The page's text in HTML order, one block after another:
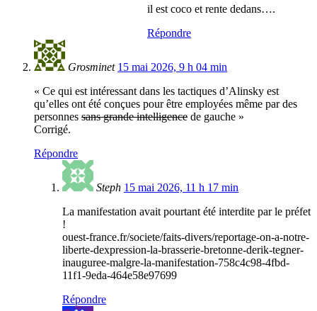
il est coco et rente dedans….
Répondre
Grosminet 15 mai 2026, 9 h 04 min
« Ce qui est intéressant dans les tactiques d’Alinsky est
qu’elles ont été conçues pour être employées même par des
personnes sans grande intelligence de gauche »
Corrigé.
Répondre
Steph 15 mai 2026, 11 h 17 min
La manifestation avait pourtant été interdite par le préfet
!
ouest-france.fr/societe/faits-divers/reportage-on-a-notre-
liberte-dexpression-la-brasserie-bretonne-derik-tegner-
inauguree-malgre-la-manifestation-758c4c98-4fbd-
11f1-9eda-464e58e97699
Répondre